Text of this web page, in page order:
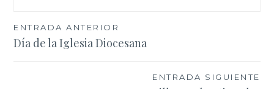
Navegación
de
ENTRADA ANTERIOR
Día de la Iglesia Diocesana
ENTRADA SIGUIENTE